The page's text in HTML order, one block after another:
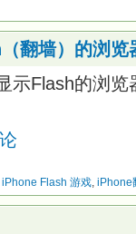
翻墙）的浏览
示Flash的浏
iPhone Flash 游戏, iPhone